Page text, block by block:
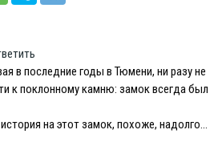
в последние годы в Тюмени, ни разу не
к поклонному камню: замок всегда был
на этот замок, похоже, надолго…